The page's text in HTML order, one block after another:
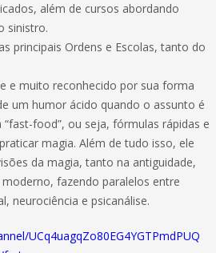
além de cursos abordando
sinistro.
principais Ordens e Escolas, tanto do
e muito reconhecido por sua forma
um humor ácido quando o assunto é
food”, ou seja, fórmulas rápidas e
magia. Além de tudo isso, ele
da magia, tanto na antiguidade,
fazendo paralelos entre
neurociência e psicanálise.
UCq4uagqZo80EG4YGTPmdPUQ